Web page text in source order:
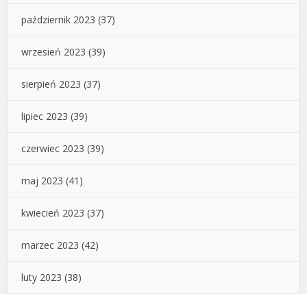
październik 2023 (37)
wrzesień 2023 (39)
sierpień 2023 (37)
lipiec 2023 (39)
czerwiec 2023 (39)
maj 2023 (41)
kwiecień 2023 (37)
marzec 2023 (42)
luty 2023 (38)